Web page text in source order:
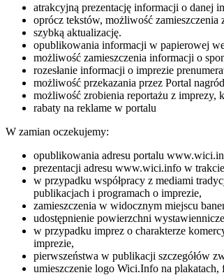
atrakcyjną prezentację informacji o danej
oprócz tekstów, możliwość zamieszczenia
szybką aktualizację.
opublikowania informacji w papierowej
możliwość zamieszczenia informacji o
rozesłanie informacji o imprezie
możliwość przekazania przez Portal
możliwość zrobienia reportażu z
rabaty na reklame w portalu
W zamian oczekujemy:
opublikowania adresu portalu
prezentacji adresu www.wici.info w
w przypadku współpracy z mediami
publikacjach i programach o imprezie,
zamieszczenia w widocznym miejscu
udostępnienie powierzchni
w przypadku imprez o charakterze
imprezie,
pierwszeństwa w publikacji szczegółów
umieszczenie logo Wici.Info na plakatach,